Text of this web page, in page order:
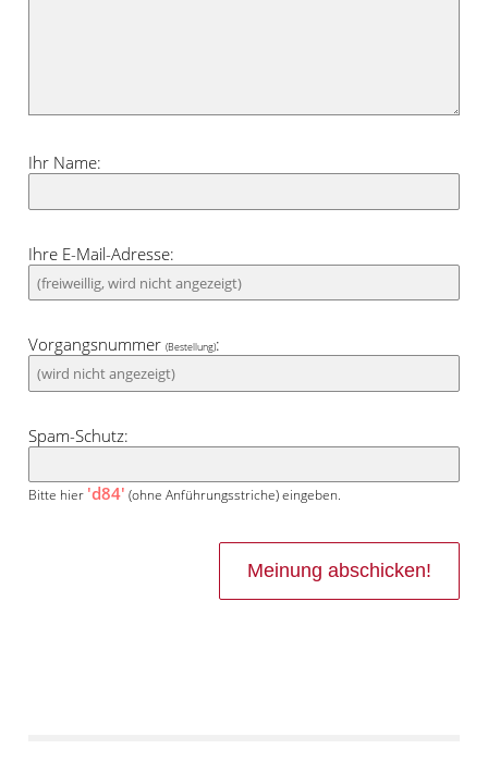
Ihr Name:
Ihre E-Mail-Adresse:
Vorgangsnummer(Bestellung):
Spam-Schutz:
Bitte hier 'd84' (ohne Anführungsstriche) eingeben.